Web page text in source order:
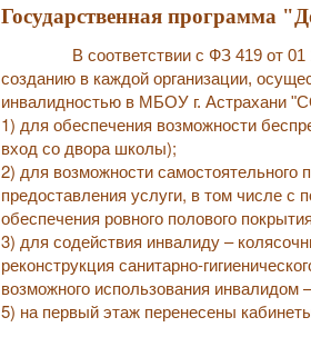
Государственная программа
В соответствии с ФЗ 419 от 01 12
созданию в каждой организации,
инвалидностью в МБОУ г. Астрахани
1) для обеспечения возможности
вход со двора школы);
2) для возможности
предоставления услуги, в том числе
обеспечения ровного полового
3) для содействия инвалиду –
реконструкция санитарно-
возможного использования инвалидом
5) на первый этаж перенесены